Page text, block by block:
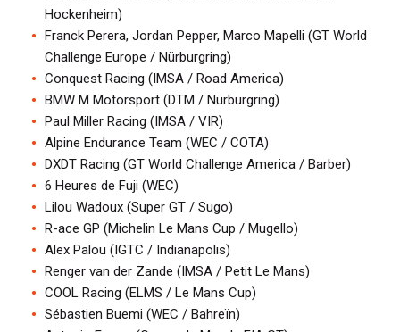
Hockenheim)
Franck Perera, Jordan Pepper, Marco Mapelli (GT World
Challenge Europe / Nürburgring)
Conquest Racing (IMSA / Road America)
BMW M Motorsport (DTM / Nürburgring)
Paul Miller Racing (IMSA / VIR)
Alpine Endurance Team (WEC / COTA)
DXDT Racing (GT World Challenge America / Barber)
6 Heures de Fuji (WEC)
Lilou Wadoux (Super GT / Sugo)
R-ace GP (Michelin Le Mans Cup / Mugello)
Alex Palou (IGTC / Indianapolis)
Renger van der Zande (IMSA / Petit Le Mans)
COOL Racing (ELMS / Le Mans Cup)
Sébastien Buemi (WEC / Bahreïn)